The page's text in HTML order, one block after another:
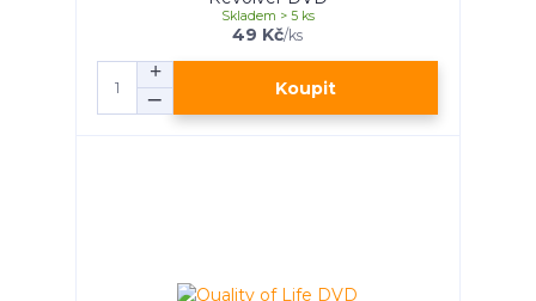
49 Kč/ks
Skladem > 5 ks
Koupit